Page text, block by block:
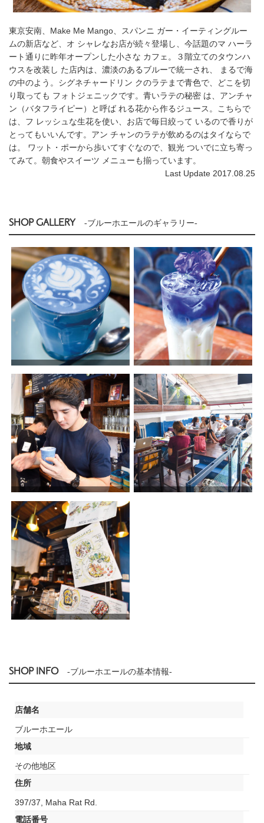
東京安南、Make Me Mango、スパンニ ガー・イーティングルー
ムの新店など、オ シャレなお店が続々登場し、今話題のマ ハーラ
ート通りに昨年オープンした小さな カフェ。３階立てのタウンハ
ウスを改装し た店内は、濃淡のあるブルーで統一され、 まるで海
の中のよう。シグネチャードリン クのラテまで青色で、どこを切
り取っても フォトジェニックです。青いラテの秘密 は、アンチャ
ン（バタフライピー）と呼ば れる花から作るジュース。こちらで
は、フ レッシュな生花を使い、お店で毎日絞って いるので香りが
とってもいいんです。アン チャンのラテが飲めるのはタイならで
は。 ワット・ポーから歩いてすぐなので、観光 ついでに立ち寄っ
てみて。朝食やスイーツ メニューも揃っています。
Last Update 2017.08.25
SHOP GALLERY -ブルーホエールのギャラリー-
SHOP INFO -ブルーホエールの基本情報-
店舗名
ブルーホエール
地域
その他地区
住所
397/37, Maha Rat Rd.
電話番号